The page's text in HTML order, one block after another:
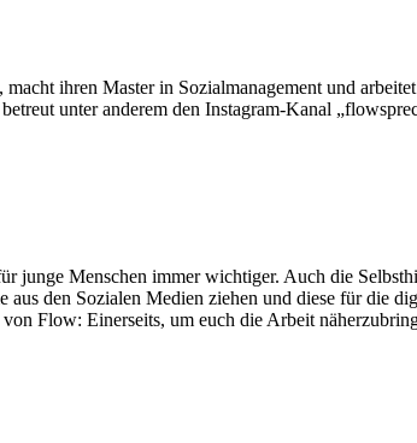
ihren Master in Sozialmanagement und
unter anderem den Instagram-Kanal
junge Menschen immer wichtiger. Auch die
den Sozialen Medien ziehen und diese für die
Flow: Einerseits, um euch die Arbeit